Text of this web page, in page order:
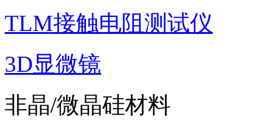
TLM接触电阻测试仪
3D显微镜
非晶/微晶硅材料